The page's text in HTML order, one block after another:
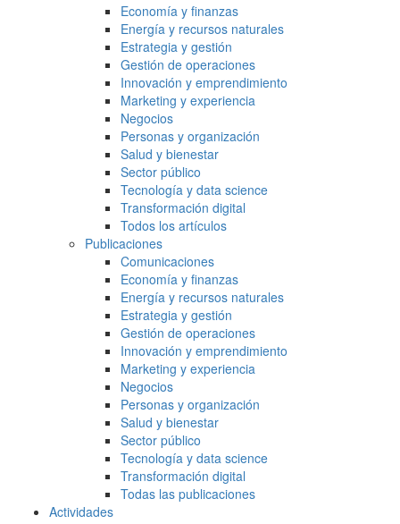
Economía y finanzas
Energía y recursos naturales
Estrategia y gestión
Gestión de operaciones
Innovación y emprendimiento
Marketing y experiencia
Negocios
Personas y organización
Salud y bienestar
Sector público
Tecnología y data science
Transformación digital
Todos los artículos
Publicaciones
Comunicaciones
Economía y finanzas
Energía y recursos naturales
Estrategia y gestión
Gestión de operaciones
Innovación y emprendimiento
Marketing y experiencia
Negocios
Personas y organización
Salud y bienestar
Sector público
Tecnología y data science
Transformación digital
Todas las publicaciones
Actividades